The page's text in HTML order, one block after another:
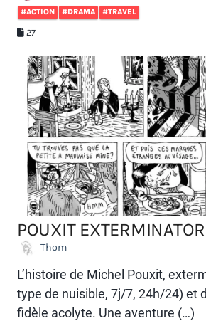
#ACTION #DRAMA #TRAVEL
27
POUXIT EXTERMINATOR
Thom
L’histoire de Michel Pouxit,
type de nuisible, 7j/7, 24h/24) et
fidèle acolyte. Une aventure (…)